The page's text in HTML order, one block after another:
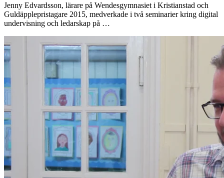
Jenny Edvardsson, lärare på Wendesgymnasiet i Kristianstad och
Guldäpplepristagare 2015, medverkade i två seminarier kring digital
undervisning och ledarskap på …